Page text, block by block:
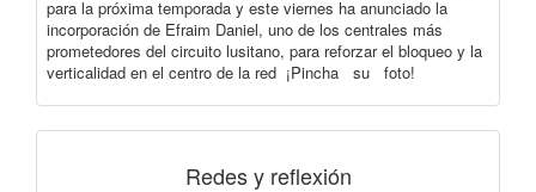
para la próxima temporada y este viernes ha anunciado la
incorporación de Efraim Daniel, uno de los centrales más
prometedores del circuito lusitano, para reforzar el bloqueo y la
verticalidad en el centro de la red ¡Pincha su foto!
Redes y reflexión